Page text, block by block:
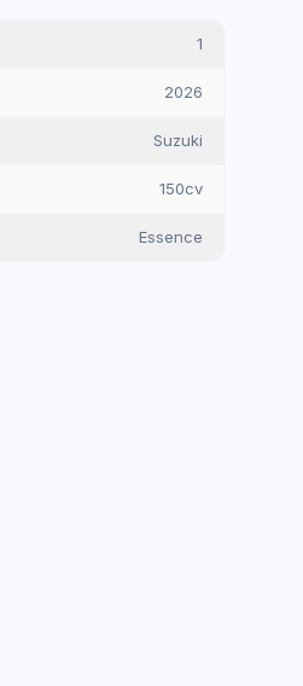
1
2026
Suzuki
150cv
Essence